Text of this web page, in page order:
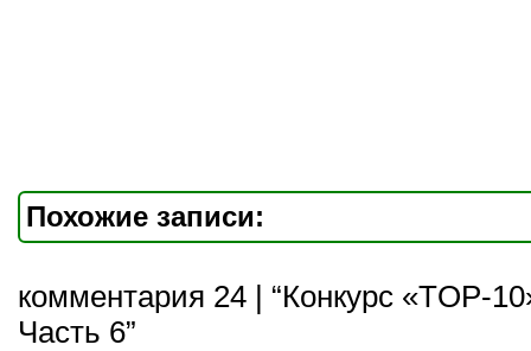
Похожие записи:
комментария 24 | “Конкурс «TOP-
Часть 6”